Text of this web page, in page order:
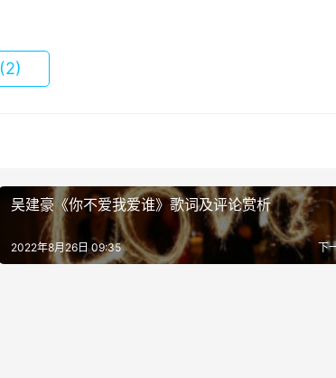
(2)
吴建豪《你不爱我爱谁》歌词及评论赏析
下
2022年8月26日 09:35